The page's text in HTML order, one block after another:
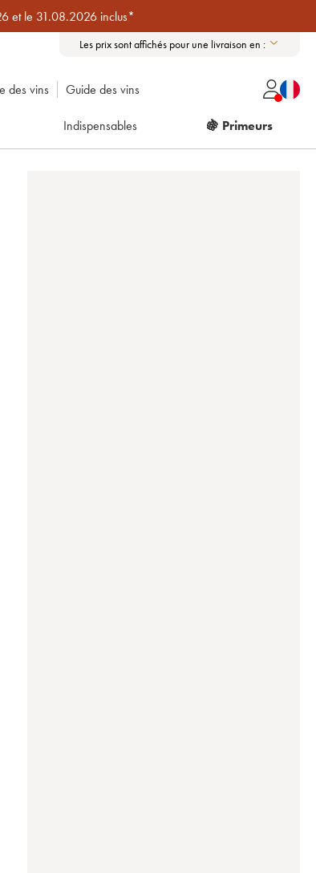
et le 31.08.2026 inclus*
Les prix sont affichés pour une livraison en :
des vins Guide des vins
Indispensables 🍇 Primeurs